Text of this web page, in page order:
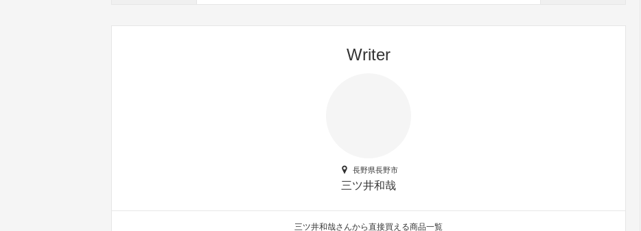
Writer
長野県長野市
三ツ井和哉
三ツ井和哉さんから直接買える商品一覧